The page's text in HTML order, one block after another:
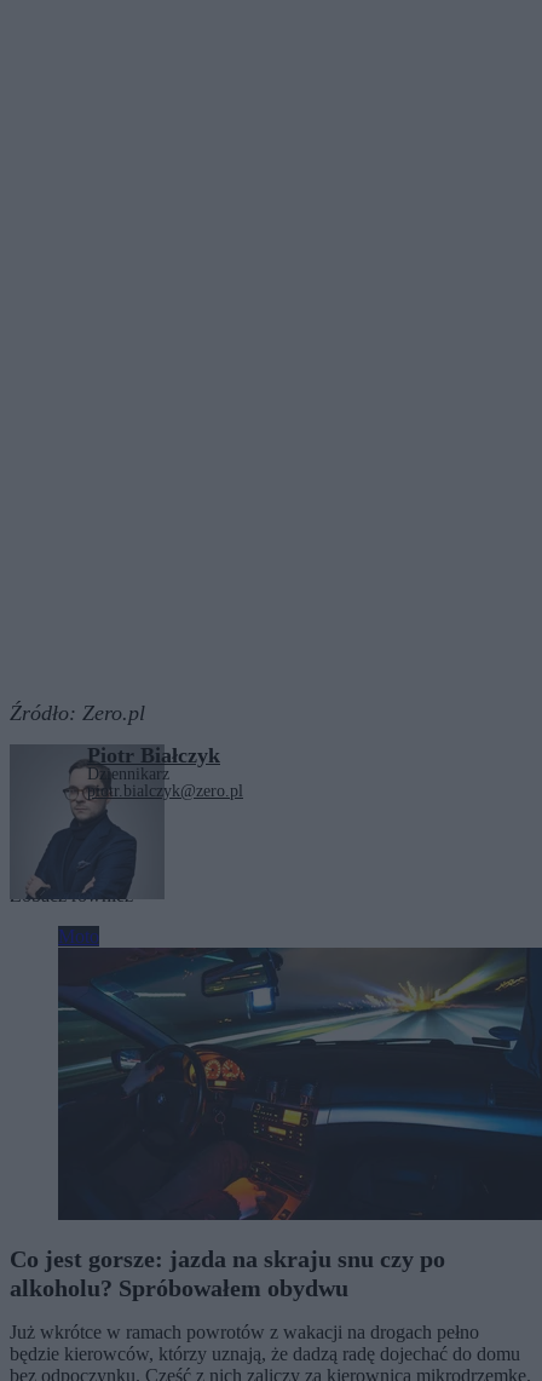
Źródło: Zero.pl
Piotr Białczyk
Dziennikarz
piotr.bialczyk@zero.pl
Tagi:
Zobacz również
Moto
Co jest gorsze: jazda na skraju snu czy po
alkoholu? Spróbowałem obydwu
Już wkrótce w ramach powrotów z wakacji na drogach pełno
będzie kierowców, którzy uznają, że dadzą radę dojechać do domu
bez odpoczynku. Część z nich zaliczy za kierownicą mikrodrzemkę.